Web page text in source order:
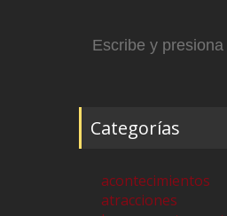
Categorías
acontecimientos
atracciones